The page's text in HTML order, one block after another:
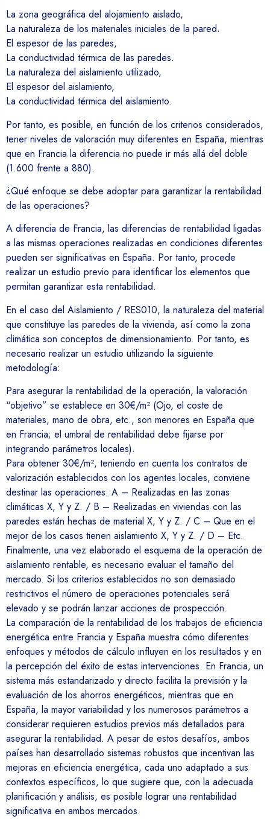
La zona geográfica del alojamiento aislado,
La naturaleza de los materiales iniciales de la pared.
El espesor de las paredes,
La conductividad térmica de las paredes.
La naturaleza del aislamiento utilizado,
El espesor del aislamiento,
La conductividad térmica del aislamiento.
Por tanto, es posible, en función de los criterios considerados,
tener niveles de valoración muy diferentes en España, mientras
que en Francia la diferencia no puede ir más allá del doble
(1.600 frente a 880).
¿Qué enfoque se debe adoptar para garantizar la rentabilidad
de las operaciones?
A diferencia de Francia, las diferencias de rentabilidad ligadas
a las mismas operaciones realizadas en condiciones diferentes
pueden ser significativas en España. Por tanto, procede
realizar un estudio previo para identificar los elementos que
permitan garantizar esta rentabilidad.
En el caso del Aislamiento / RES010, la naturaleza del material
que constituye las paredes de la vivienda, así como la zona
climática son conceptos de dimensionamiento. Por tanto, es
necesario realizar un estudio utilizando la siguiente
metodología:
Para asegurar la rentabilidad de la operación, la valoración
“objetivo” se establece en 30€/m² (Ojo, el coste de
materiales, mano de obra, etc., son menores en España que
en Francia; el umbral de rentabilidad debe fijarse por
integrando parámetros locales).
Para obtener 30€/m², teniendo en cuenta los contratos de
valorización establecidos con los agentes locales, conviene
destinar las operaciones: A – Realizadas en las zonas
climáticas X, Y y Z. / B – Realizadas en viviendas con las
paredes están hechas de material X, Y y Z. / C – Que en el
mejor de los casos tienen aislamiento X, Y y Z. / D – Etc.
Finalmente, una vez elaborado el esquema de la operación de
aislamiento rentable, es necesario evaluar el tamaño del
mercado. Si los criterios establecidos no son demasiado
restrictivos el número de operaciones potenciales será
elevado y se podrán lanzar acciones de prospección.
La comparación de la rentabilidad de los trabajos de eficiencia
energética entre Francia y España muestra cómo diferentes
enfoques y métodos de cálculo influyen en los resultados y en
la percepción del éxito de estas intervenciones. En Francia, un
sistema más estandarizado y directo facilita la previsión y la
evaluación de los ahorros energéticos, mientras que en
España, la mayor variabilidad y los numerosos parámetros a
considerar requieren estudios previos más detallados para
asegurar la rentabilidad. A pesar de estos desafíos, ambos
países han desarrollado sistemas robustos que incentivan las
mejoras en eficiencia energética, cada uno adaptado a sus
contextos específicos, lo que sugiere que, con la adecuada
planificación y análisis, es posible lograr una rentabilidad
significativa en ambos mercados.